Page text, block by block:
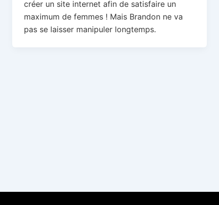
créer un site internet afin de satisfaire un
maximum de femmes ! Mais Brandon ne va
pas se laisser manipuler longtemps.